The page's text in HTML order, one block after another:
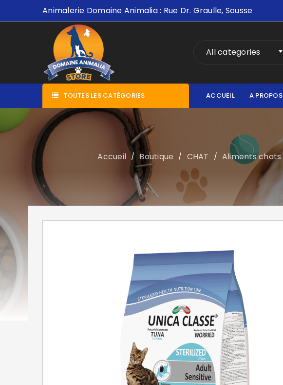
Animalerie Domaine Animalia : Rue Dr. Graulle, Sousse
All categories
TOUTES LES CATÉGORIES ACCUEIL A PROPOS
Accueil / Boutique / CHAT / Aliments chats